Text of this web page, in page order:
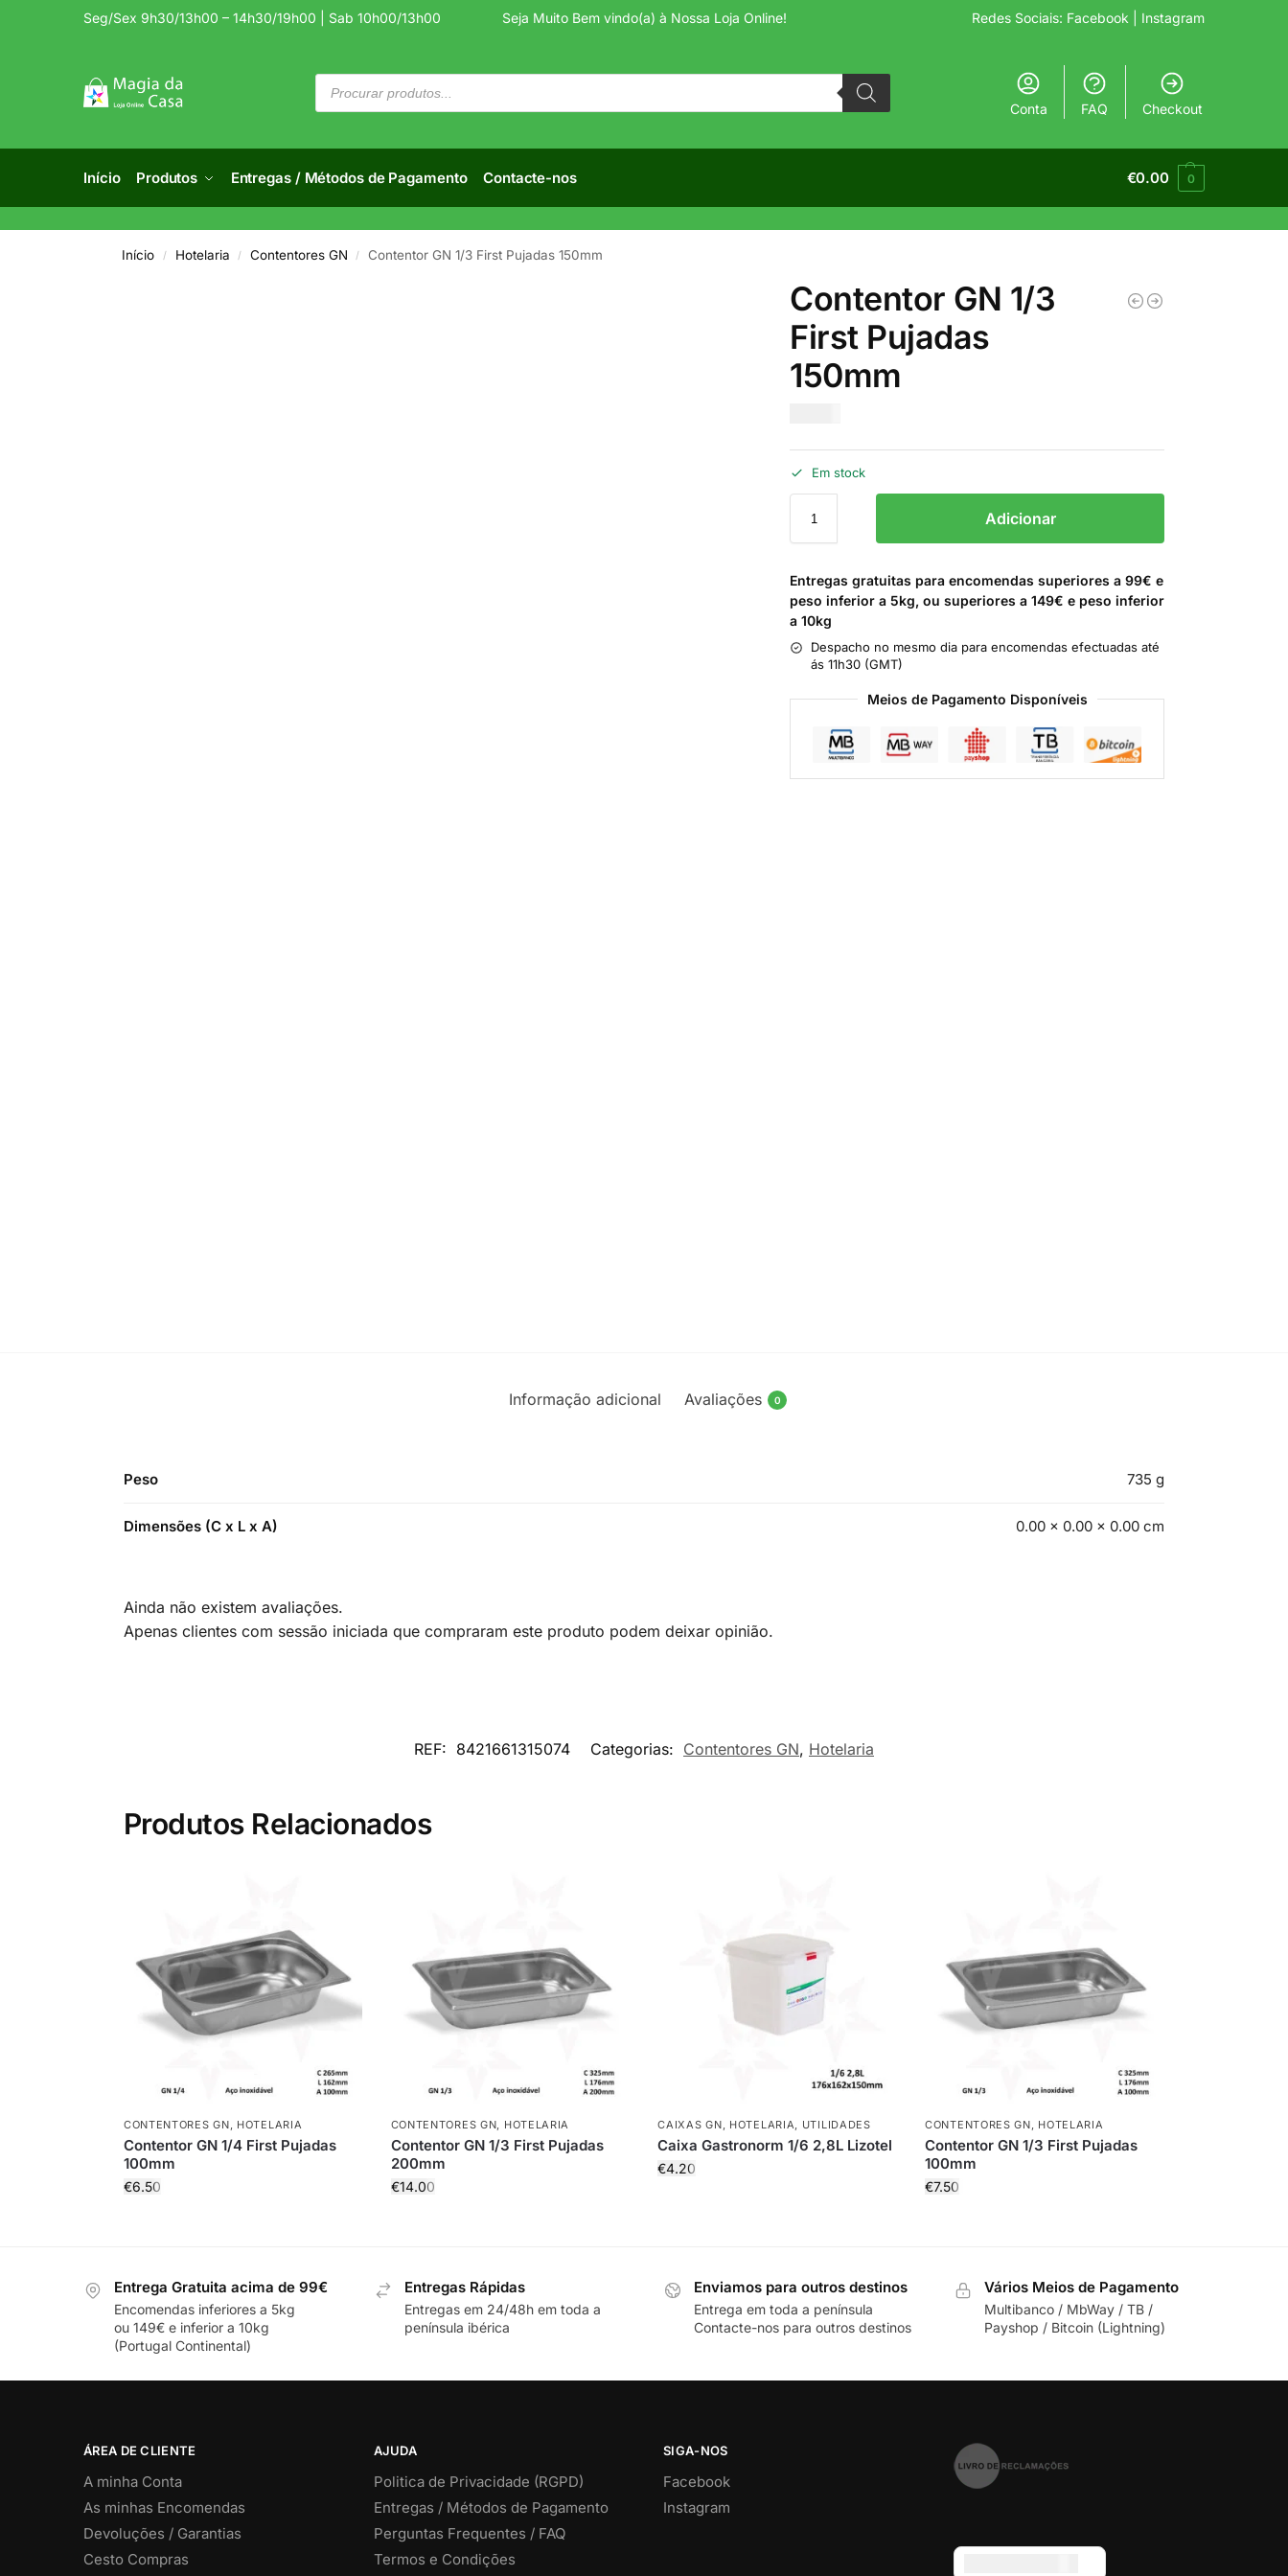
Seg/Sex 9h30/13h00 – 14h30/19h00 | Sab 10h00/13h00 Seja Muito Bem vindo(a) à Nossa Loja Online! Redes Sociais: Facebook | Instagram
Conta FAQ Checkout
Início Produtos Entregas / Métodos de Pagamento Contacte-nos €0.00 0
Início / Hotelaria / Contentores GN / Contentor GN 1/3 First Pujadas 150mm
Contentor GN 1/3
First Pujadas
150mm
Em stock
Adicionar
Entregas gratuitas para encomendas superiores a 99€ e
peso inferior a 5kg, ou superiores a 149€ e peso inferior
a 10kg
Despacho no mesmo dia para encomendas efectuadas até
ás 11h30 (GMT)
Meios de Pagamento Disponíveis
Informação adicional Avaliações 0
Peso 735 g
Dimensões (C x L x A) 0.00 × 0.00 × 0.00 cm
Ainda não existem avaliações.
Apenas clientes com sessão iniciada que compraram este produto podem deixar opinião.
REF: 8421661315074 Categorias: Contentores GN, Hotelaria
Produtos Relacionados
CONTENTORES GN, HOTELARIA
Contentor GN 1/4 First Pujadas
100mm
€6.50
CONTENTORES GN, HOTELARIA
Contentor GN 1/3 First Pujadas
200mm
€14.00
CAIXAS GN, HOTELARIA, UTILIDADES
Caixa Gastronorm 1/6 2,8L Lizotel
€4.20
CONTENTORES GN, HOTELARIA
Contentor GN 1/3 First Pujadas
100mm
€7.50
Entrega Gratuita acima de 99€
Encomendas inferiores a 5kg
ou 149€ e inferior a 10kg
(Portugal Continental)
Entregas Rápidas
Entregas em 24/48h em toda a
península ibérica
Enviamos para outros destinos
Entrega em toda a península
Contacte-nos para outros destinos
Vários Meios de Pagamento
Multibanco / MbWay / TB /
Payshop / Bitcoin (Lightning)
ÁREA DE CLIENTE
A minha Conta
As minhas Encomendas
Devoluções / Garantias
Cesto Compras
AJUDA
Politica de Privacidade (RGPD)
Entregas / Métodos de Pagamento
Perguntas Frequentes / FAQ
Termos e Condições
SIGA-NOS
Facebook
Instagram